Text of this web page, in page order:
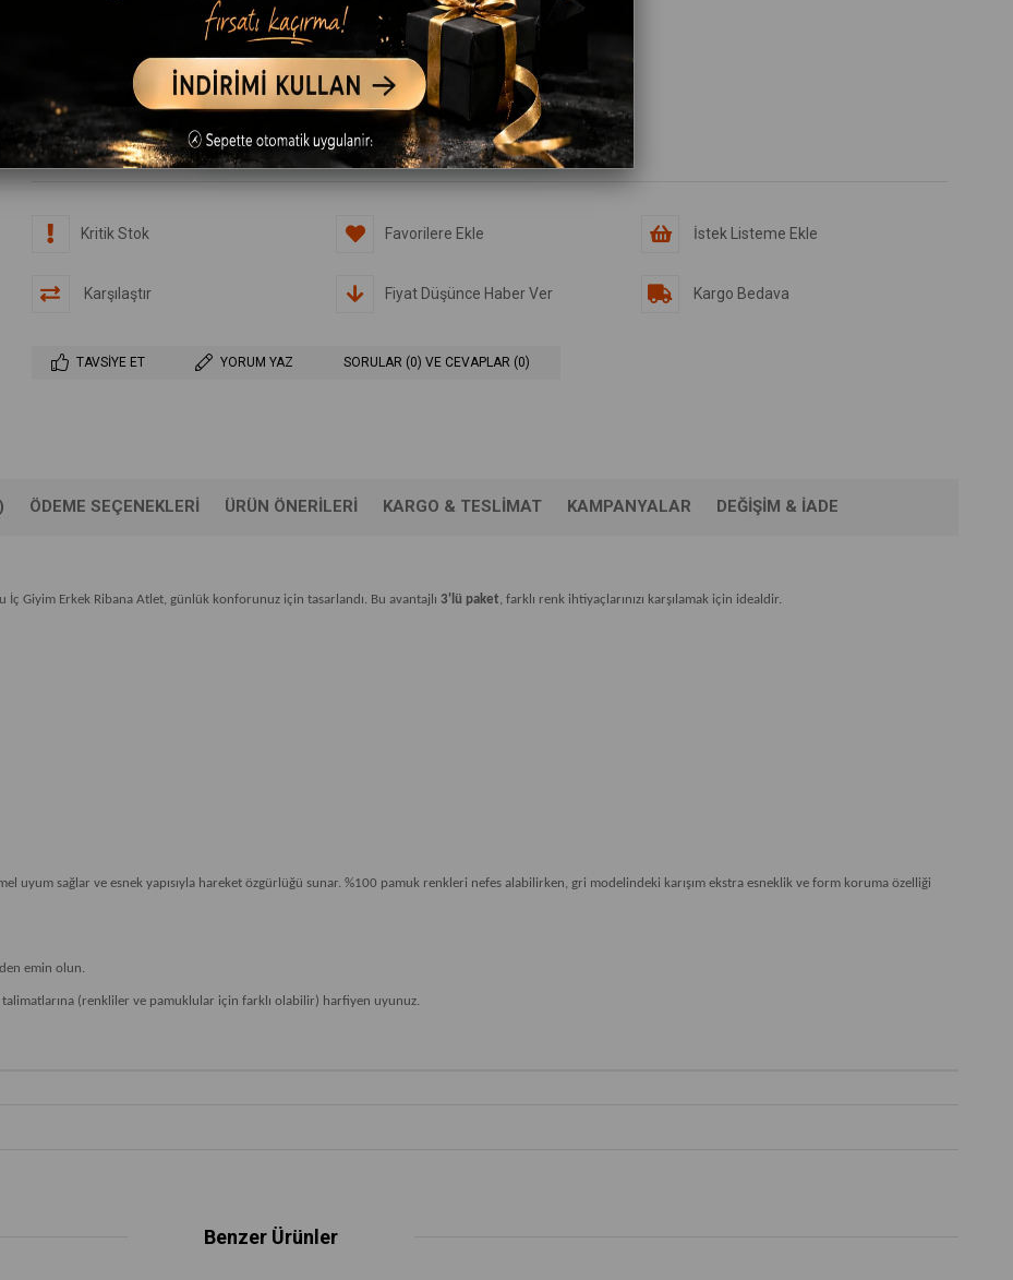
L XL XXL 3XL
Kritik Stok Favorilere Ekle İstek Listeme Ekle
Karşılaştır Fiyat Düşünce Haber Ver Kargo Bedava
TAVSIYE ET YORUM YAZ SORULAR (0) VE CEVAPLAR (0)
ÖDEME SEÇENEKLERI ÜRÜN ÖNERILERI KARGO & TESLIMAT KAMPANYALAR DEĞIŞIM & İADE
İç Giyim Erkek Ribana Atlet, günlük konforunuz için tasarlandı. Bu avantajlı 3'lü paket, farklı renk ihtiyaçlarınızı karşılamak için idealdir.
uyum sağlar ve esnek yapısıyla hareket özgürlüğü sunar. %100 pamuk renkleri nefes alabilirken, gri modelindeki karışım ekstra esneklik ve form koruma özelliği
emin olun.
(renkliler ve pamuklular için farklı olabilir) harfiyen uyunuz.
Benzer Ürünler